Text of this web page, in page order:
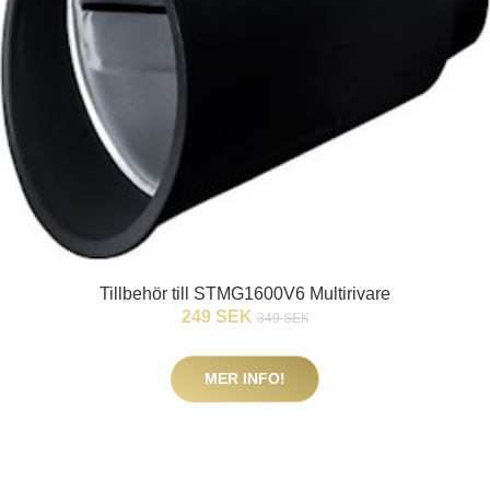
Tillbehör till STMG1600V6 Multirivare
249 SEK 349 SEK
MER INFO!